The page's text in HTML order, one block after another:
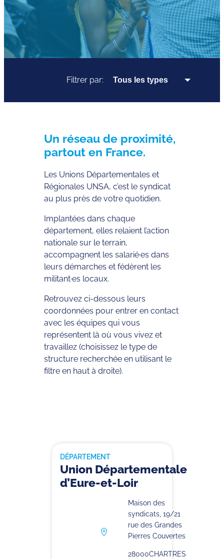
Filtrer par:
Un réseau de proximité,
partout en France.
Les Unions Départementales et
Régionales UNSA, c’est le syndicat
au plus près de votre quotidien.
Implantées dans chaque
département, elles relaient l’action
nationale sur le terrain,
accompagnent les salarié·es dans
leurs démarches et fédèrent les
militant·es locaux.
Retrouvez ci-dessous leurs
coordonnées pour entrer en contact
avec les équipes qui vous
représentent là où vous vivez et
travaillez (choisissez le type de
structure recherchée en utilisant le
filtre en haut à droite).
DÉPARTEMENT
Union Départementale
d’Eure-et-Loir
Maison des
syndicats, 19/21
rue des Grandes
Pierres Couvertes
28000CHARTRES